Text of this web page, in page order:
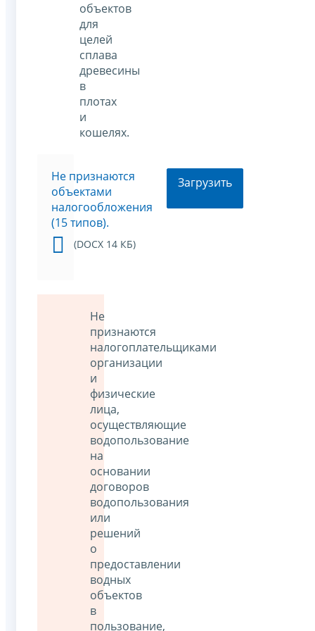
объектов
для
целей
сплава
древесины
в
плотах
и
кошелях.
Не признаются
объектами
налогообложения
(15 типов).
(DOCX 14 КБ)
Загрузить
Не
признаются
налогоплательщиками
организации
и
физические
лица,
осуществляющие
водопользование
на
основании
договоров
водопользования
или
решений
о
предоставлении
водных
объектов
в
пользование,